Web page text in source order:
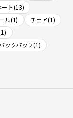
ート(13)
ル(1)
チェア(1)
バックパック(1)